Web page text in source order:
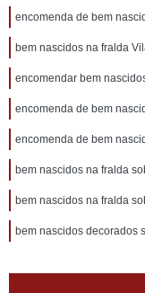
encomenda de bem
bem nascidos na fralda
encomendar bem
encomenda de bem
encomenda de bem
bem nascidos na fralda
bem nascidos na fralda
bem nascidos decorados